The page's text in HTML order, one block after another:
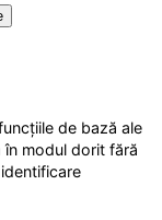
de bază ale
modul dorit fără